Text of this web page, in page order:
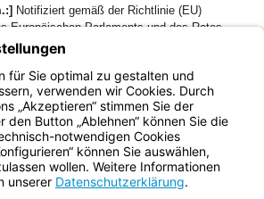
Notifiziert gemäß der Richtlinie (EU)
Europäischen Parlaments und des Rates
2015 über ein Informationsverfahren auf
technischen Vorschriften und der
die Dienste der Informationsgesellschaft
17.9.2015, S. 1).